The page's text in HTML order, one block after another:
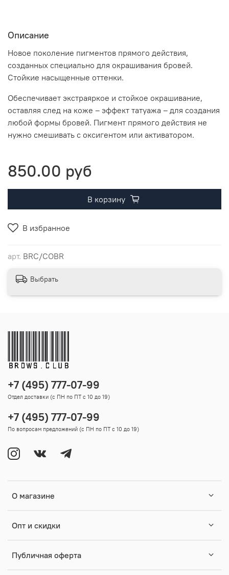
В избранное
арт. BRC/COBR
Описание
Новое поколение пигментов прямого действия,
созданных специально для окрашивания бровей.
Стойкие насыщенные оттенки.
Обеспечивает экстраяркое и стойкое окрашивание,
оставляя след на коже – эффект татуажа – для создания
любой формы бровей. Пигмент прямого действия не
нужно смешивать с оксигентом или активатором.
850.00 руб
В корзину
Выбрать
О магазине
Опт и скидки
Публичная оферта
+7 (495) 777-07-99
Отдел доставки (с ПН по ПТ с 10 до 19)
+7 (495) 777-07-99
По вопросам предложений (с ПН по ПТ с 10 до 19)